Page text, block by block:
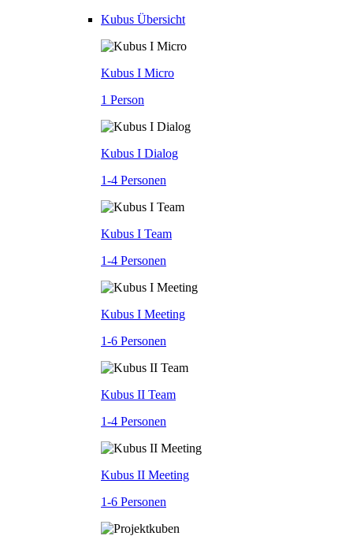
Kubus Übersicht
Kubus I Micro
1 Person
Kubus I Dialog
1-4 Personen
Kubus I Team
1-4 Personen
Kubus I Meeting
1-6 Personen
Kubus II Team
1-4 Personen
Kubus II Meeting
1-6 Personen